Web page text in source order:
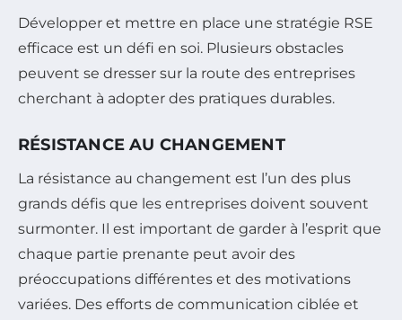
Développer et mettre en place une stratégie RSE
efficace est un défi en soi. Plusieurs obstacles
peuvent se dresser sur la route des entreprises
cherchant à adopter des pratiques durables.
RÉSISTANCE AU CHANGEMENT
La résistance au changement est l’un des plus
grands défis que les entreprises doivent souvent
surmonter. Il est important de garder à l’esprit que
chaque partie prenante peut avoir des
préoccupations différentes et des motivations
variées. Des efforts de communication ciblée et